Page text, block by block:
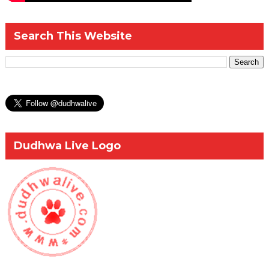
Search This Website
Dudhwa Live Logo